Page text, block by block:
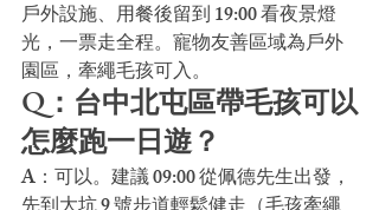
戶外設施、用餐後留到 19:00 看夜景燈
光，一票走全程。寵物友善區域為戶外
園區，牽繩毛孩可入。
Q：台中北屯區帶毛孩可以
怎麼跑一日遊？
A：可以。建議 09:00 從佩德先生出發，